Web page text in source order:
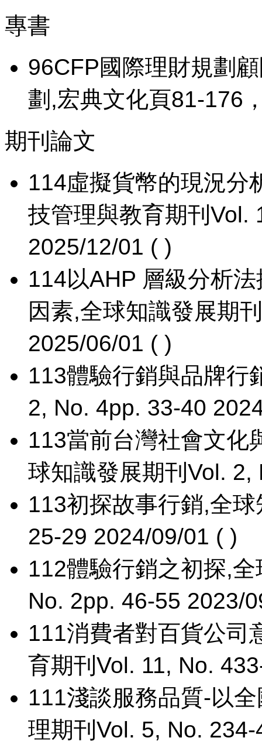
專書
96CFP國際理財規劃
劃,宏典文化頁81-176
期刊論文
114虛擬貨幣的現況分
技管理與教育期刊Vol.
2025/12/01 ( )
114以AHP 層級分析
因素,全球知識發展期
2025/06/01 ( )
113體驗行銷與品牌行
2, No. 4pp. 33-40
113當前台灣社會文化
球知識發展期刊Vol.
113初探故事行銷,全
25-29 2024/09/01 ( )
112體驗行銷之初探,
No. 2pp. 46-55 2023/
111消費者對百貨公司
育期刊Vol. 11, No.
111淺談服務品質-以
理期刊Vol. 5, No.